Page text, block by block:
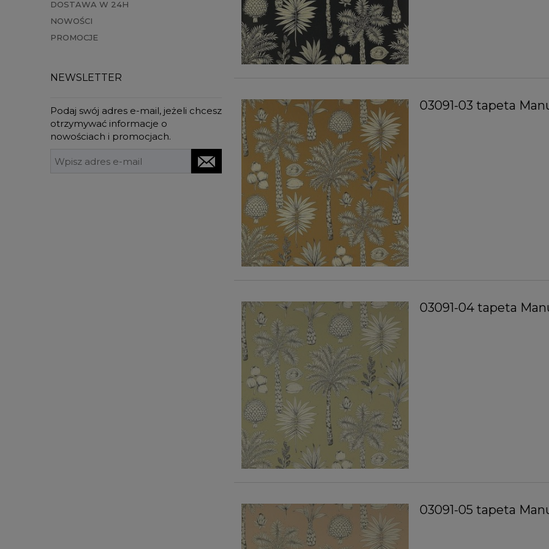
DOSTAWA W 24H
NOWOŚCI
PROMOCJE
NEWSLETTER
Podaj swój adres e-mail, jeżeli chcesz
otrzymywać informacje o
nowościach i promocjach.
03091-03 tapeta
03091-04 tapeta
03091-05 tapeta